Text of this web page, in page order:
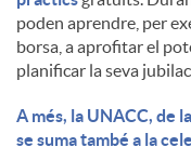
poden aprendre, per
borsa, a aprofitar el
planificar la seva
A més, la UNACC, de
se suma també a la